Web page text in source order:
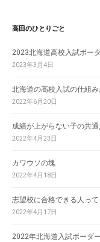
高田のひとりごと
2023北海道高校入試ボー
2023年3月4日
北海道の高校入試の仕組
2022年6月20日
成績が上がらない子の共
2022年4月23日
カワウソの塊
2022年4月18日
志望校に合格できる人って
2022年4月17日
2022年北海道入試ボーダー